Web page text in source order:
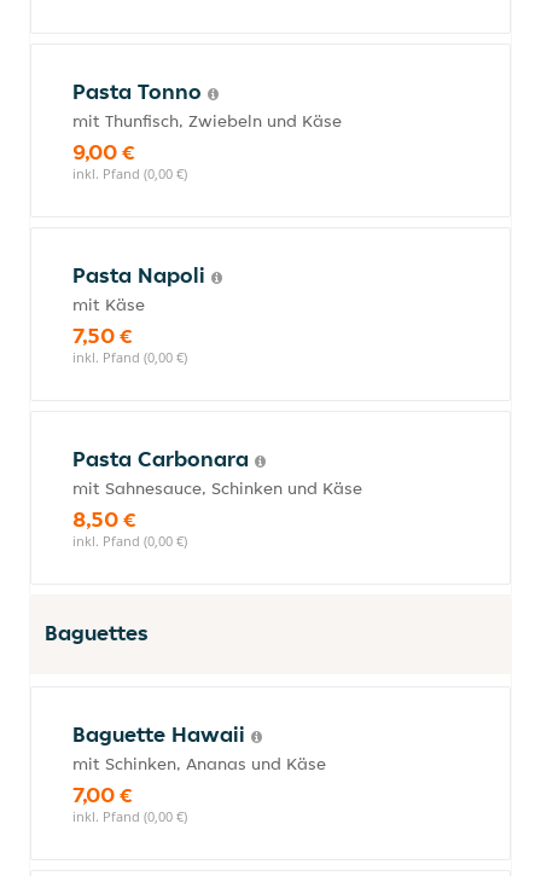
Pasta Tonno
mit Thunfisch, Zwiebeln und Käse
9,00 €
inkl. Pfand (0,00 €)
Pasta Napoli
mit Käse
7,50 €
inkl. Pfand (0,00 €)
Pasta Carbonara
mit Sahnesauce, Schinken und Käse
8,50 €
inkl. Pfand (0,00 €)
Baguettes
Baguette Hawaii
mit Schinken, Ananas und Käse
7,00 €
inkl. Pfand (0,00 €)